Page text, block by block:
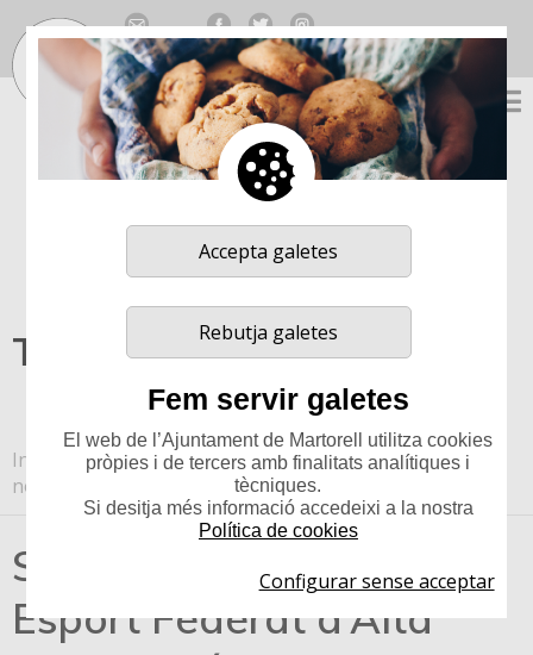
Select Language ▼ Traducció no oficial gentilesa de Google
Tramita amb nosaltres
Inici TRAMITA AMB NOSALTRES>Tramita amb
nosaltres
Sol·licitud de subvenció
Esport Federat d’Alta
Accepta galetes
Rebutja galetes
Fem servir galetes
El web de l’Ajuntament de Martorell utilitza cookies
pròpies i de tercers amb finalitats analítiques i
tècniques.
Si desitja més informació accedeixi a la nostra
Política de cookies
Configurar sense acceptar